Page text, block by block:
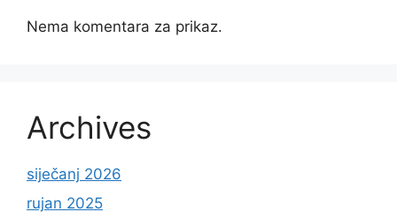
Nema komentara za prikaz.
Archives
siječanj 2026
rujan 2025